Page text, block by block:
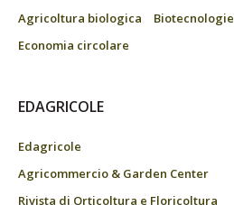
Agricoltura biologica
Biotecnologie
Economia circolare
EDAGRICOLE
Edagricole
Agricommercio & Garden Center
Rivista di Orticoltura e Floricoltura